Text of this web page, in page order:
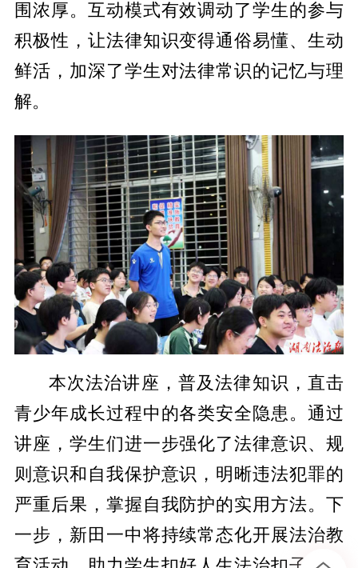
围浓厚。互动模式有效调动了学生的参与
积极性，让法律知识变得通俗易懂、生动
鲜活，加深了学生对法律常识的记忆与理
解。
本次法治讲座，普及法律知识，直击
青少年成长过程中的各类安全隐患。通过
讲座，学生们进一步强化了法律意识、规
则意识和自我保护意识，明晰违法犯罪的
严重后果，掌握自我防护的实用方法。下
一步，新田一中将持续常态化开展法治教